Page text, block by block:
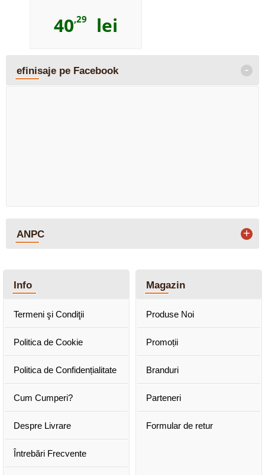
40,29 lei
efinisaje pe Facebook -
ANPC +
Info
Termeni şi Condiţii
Politica de Cookie
Politica de Confidențialitate
Cum Cumperi?
Despre Livrare
Întrebări Frecvente
Magazin
Produse Noi
Promoții
Branduri
Parteneri
Formular de retur